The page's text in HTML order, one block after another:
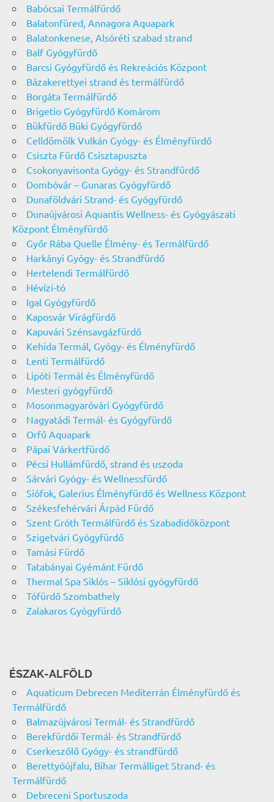
Babócsai Termálfürdő
Balatonfüred, Annagora Aquapark
Balatonkenese, Alsóréti szabad strand
Balf Gyógyfürdő
Barcsi Gyógyfürdő és Rekreációs Központ
Bázakerettyei strand és termálfürdő
Borgáta Termálfürdő
Brigetio Gyógyfürdő Komárom
Bükfürdő Büki Gyógyfürdő
Celldömölk Vulkán Gyógy- és Élményfürdő
Csiszta Fürdő Csisztapuszta
Csokonyavisonta Gyógy- és Strandfürdő
Dombóvár – Gunaras Gyógyfürdő
Dunaföldvári Strand- és Gyógyfürdő
Dunaújvárosi Aquantis Wellness- és Gyógyászati
Központ Élményfürdő
Győr Rába Quelle Élmény- és Termálfürdő
Harkányi Gyógy- és Strandfürdő
Hertelendi Termálfürdő
Hévízi-tó
Igal Gyógyfürdő
Kaposvár Virágfürdő
Kapuvári Szénsavgázfürdő
Kehida Termál, Gyógy- és Élményfürdő
Lenti Termálfürdő
Lipóti Termál és Élményfürdő
Mesteri gyógyfürdő
Mosonmagyaróvári Gyógyfürdő
Nagyatádi Termál- és Gyógyfürdő
Orfű Aquapark
Pápai Várkertfürdő
Pécsi Hullámfürdő, strand és uszoda
Sárvári Gyógy- és Wellnessfürdő
Siófok, Galerius Élményfürdő és Wellness Központ
Székesfehérvári Árpád Fürdő
Szent Gróth Termálfürdő és Szabadidőközpont
Szigetvári Gyógyfürdő
Tamási Fürdő
Tatabányai Gyémánt Fürdő
Thermal Spa Siklós – Siklósi gyógyfürdő
Tófürdő Szombathely
Zalakaros Gyógyfürdő
ÉSZAK-ALFÖLD
Aquaticum Debrecen Mediterrán Élményfürdő és
Termálfürdő
Balmazújvárosi Termál- és Strandfürdő
Berekfürdői Termál- és Strandfürdő
Cserkeszőlő Gyógy- és strandfürdő
Berettyóújfalu, Bihar Termálliget Strand- és
Termálfürdő
Debreceni Sportuszoda